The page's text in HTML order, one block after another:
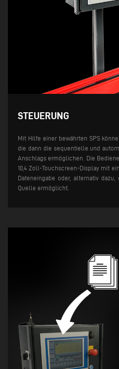
STEUERUNG
Mit Hilfe einer bewährten SPS
die dann die sequentielle und
Anschlags ermöglichen. Die
10,4 Zoll-Touchscreen-Display mit
Dateneingabe oder, alternativ
Quelle ermöglicht.